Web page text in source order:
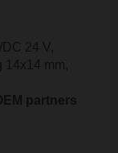
24 V,
14x14 mm,
partners